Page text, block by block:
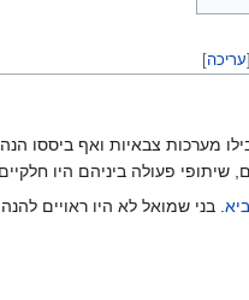
[עריכה]
מערכות צבאיות ואף
שיתופי פעולה ביניהם היו
. בני שמואל לא היו ראויים